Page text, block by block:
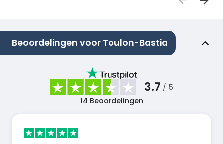
Beoordelingen voor Toulon-Bastia
3.7 / 5
14 Beoordelingen